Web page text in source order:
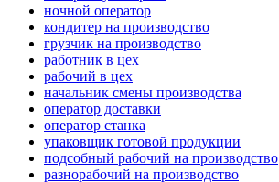
ночной оператор
кондитер на производство
грузчик на производство
работник в цех
рабочий в цех
начальник смены производства
оператор доставки
оператор станка
упаковщик готовой продукции
подсобный рабочий на производство
разнорабочий на производство